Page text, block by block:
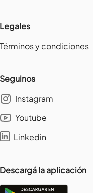
Legales
Términos y condiciones
Seguinos
Instagram
Youtube
Linkedin
Descargá la aplicación